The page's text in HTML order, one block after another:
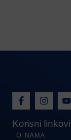
Korisni linkovi
O NAMA